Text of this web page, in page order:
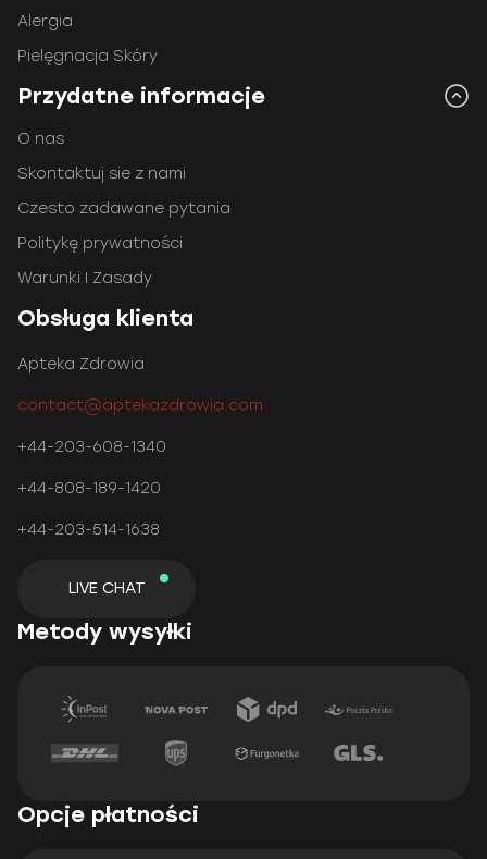
Alergia
Pielęgnacja Skóry
Przydatne informacje
O nas
Skontaktuj sie z nami
Czesto zadawane pytania
Politykę prywatności
Warunki I Zasady
Obsługa klienta
Apteka Zdrowia
contact@aptekazdrowia.com
+44-203-608-1340
+44-808-189-1420
+44-203-514-1638
LIVE CHAT
Metody wysyłki
Opcje płatności